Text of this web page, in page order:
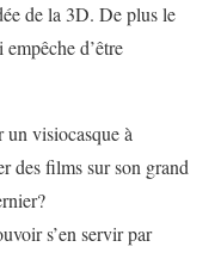
de la 3D. De plus le
empêche d’être
un visiocasque à
des films sur son grand
s’en servir par